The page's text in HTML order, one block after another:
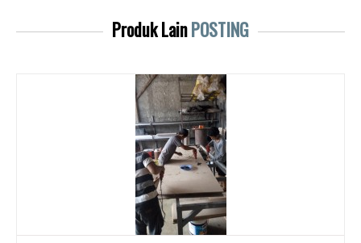
Produk LainPOSTING